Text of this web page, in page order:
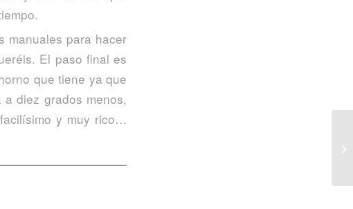
manuales para hacer
El paso final es
que tiene ya que
diez grados menos,
y muy rico…